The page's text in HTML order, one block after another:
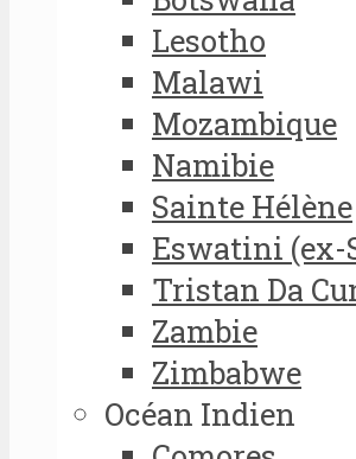
Lesotho
Malawi
Mozambique
Namibie
Sainte Hélène
Eswatini (ex-
Tristan Da
Zambie
Zimbabwe
Océan Indien